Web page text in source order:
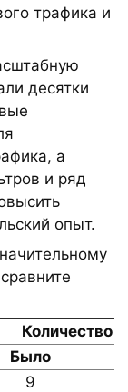
трафика и
десятки
а
и ряд
опыт.
Количество
Было
9